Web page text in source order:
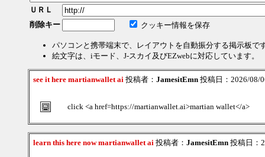
ＵＲＬ
削除キー
クッキー情報を保存
パソコンと携帯端末で、レイアウトを自動振分する掲示板で
絵文字は、iモード、J-スカイ及びEZwebに対応しています。
see it here martianwallet ai 投稿者： JamesitEmn 投稿日：2026/08/
click <a href=https://martianwallet.ai>martian wallet</a>
learn this here now martianwallet ai 投稿者： JamesitEmn 投稿日：